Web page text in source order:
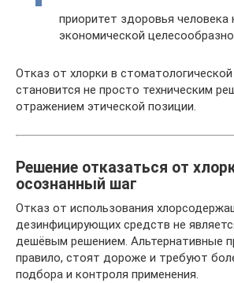
приоритет здоровья человека
экономической
Отказ от хлорки в стоматологической
становится не просто техническим
отражением этической позиции.
Решение отказаться от
осознанный шаг
Отказ от использования
дезинфицирующих средств не
дешёвым решением. Альтернативные
правило, стоят дороже и требуют
подбора и контроля применения.